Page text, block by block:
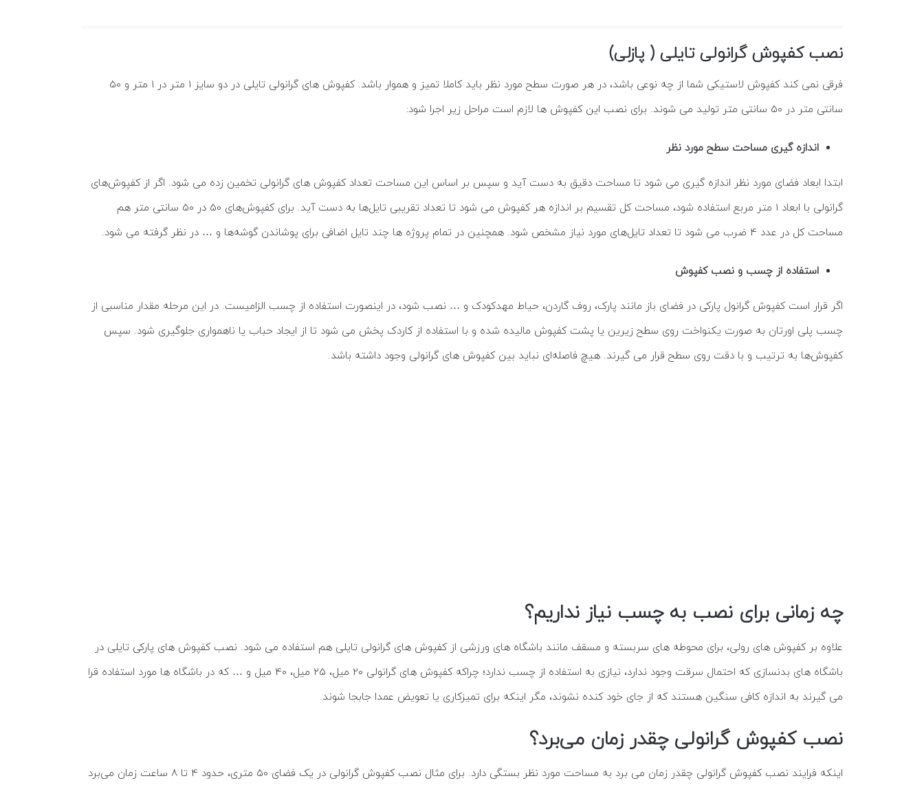
نصب کفپوش گرانولی تایلی ( پازلی)
فرقی نمی کند کفپوش لاستیکی شما از چه نوعی باشد، در هر صورت سطح مورد نظر باید کاملا تمیز و هموار باشد. کفپوش های گرانولی تایلی در دو سایز 1 متر در 1 متر و 50
سانتی متر در 50 سانتی متر تولید می شوند. برای نصب این کفپوش ها لازم است مراحل زیر اجرا شود:
اندازه گیری مساحت سطح مورد نظر
ابتدا ابعاد فضای مورد نظر اندازه گیری می شود تا مساحت دقیق به دست آید و سپس بر اساس این مساحت تعداد کفپوش های گرانولی تخمین زده می شود. اگر از کفپوش‌های
گرانولی با ابعاد 1 متر مربع استفاده شود، مساحت کل تقسیم بر اندازه هر کفپوش می شود تا تعداد تقریبی تایل‌ها به دست آید. برای کفپوش‌های 50 در 50 سانتی متر هم
مساحت کل در عدد 4 ضرب می شود تا تعداد تایل‌های مورد نیاز مشخص شود. همچنین در تمام پروژه ها چند تایل اضافی برای پوشاندن گوشه‌ها و … در نظر گرفته می شود.
استفاده از چسب و نصب کفپوش
اگر قرار است کفپوش گرانول پارکی در فضای باز مانند پارک، روف گاردن، حیاط مهدکودک و … نصب شود، در اینصورت استفاده از چسب الزامیست. در این مرحله مقدار مناسبی از
چسب پلی اورتان به صورت یکنواخت روی سطح زیرین یا پشت کفپوش مالیده شده و با استفاده از کاردک پخش می شود تا از ایجاد حباب یا ناهمواری جلوگیری شود. سپس
کفپوش‌ها به ترتیب و با دقت روی سطح قرار می گیرند. هیچ فاصله‌ای نباید بین کفپوش های گرانولی وجود داشته باشد.
چه زمانی برای نصب به چسب نیاز نداریم؟
علاوه بر کفپوش های رولی، برای محوطه های سربسته و مسقف مانند باشگاه های ورزشی از کفپوش های گرانولی تایلی هم استفاده می شود. نصب کفپوش های پارکی تایلی در
باشگاه های بدنسازی که احتمال سرقت وجود ندارد، نیازی به استفاده از چسب ندارد؛ چراکه کفپوش های گرانولی 20 میل، 25 میل، 40 میل و … که در باشگاه ها مورد استفاده قرا
می گیرند به اندازه کافی سنگین هستند که از جای خود کنده نشوند، مگر اینکه برای تمیزکاری یا تعویض عمدا جابجا شوند.
نصب کفپوش گرانولی چقدر زمان می‌برد؟
اینکه فرایند نصب کفپوش گرانولی چقدر زمان می برد به مساحت مورد نظر بستگی دارد. برای مثال نصب کفپوش گرانولی در یک فضای 50 متری، حدود 4 تا 8 ساعت زمان می‌برد